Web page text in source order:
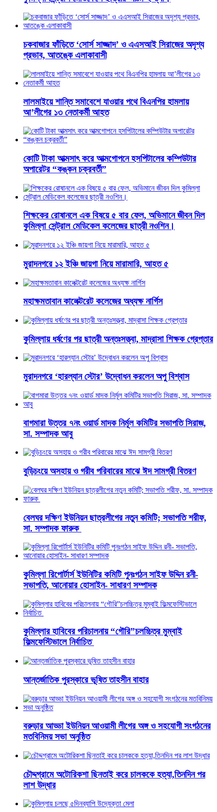
চকবাজার ফাঁড়িতে ‘সোর্স সাজ্জাদ’ ও এএসআই সিরাজের অদৃশ্য
প্রভাব, আতঙ্কে এলাকাবাসী
লালমাইয়ে শান্তি সমাবেশে যাওয়ার পথে বিএনপির হামলায়
আ’লীগের ১৩ নেতাকর্মী আহত
কোটি টাকা আত্মসাৎ করে আত্মগোপনে হসপিটালের কম্পিউটার
অপারেটর “কঙ্কন চক্রবর্তী”
শিক্ষকের রোষানলে এক বিষয়ে ৫ বার ফেল, অভিমানে জীবন দিল
কুমিল্লা সেন্ট্রাল মেডিকেল কলেজের ছাত্রী নওশিন।
মুরাদনগরে ১২ ইঞ্চি জায়গা নিয়ে মারামারি, আহত ৫
মহাক্ষমতাবান কালেক্টরেট কলেজের অধ্যক্ষ নার্গিস
কুমিল্লায় ধর্ষণের পর ছাত্রী অন্তঃসত্ত্বা, মাদ্রাসা শিক্ষক গ্রেপ্তার
মুরাদনগরে ‘হারল্যান স্টোর’ উদ্বোধন করলেন অপু বিশ্বাস
বাগমারা উত্তর ৭নং ওয়ার্ড মাদক নির্মূল কমিটির সভাপতি সিরাজ,
সা. সম্পাদক আবু
বুড়িচংয়ে অসহায় ও গরীব পরিবারের মাঝে ঈদ সামগ্রী বিতরণ
বেলঘর দক্ষিণ ইউনিয়ন ছাত্রলীগের নতুন কমিটি; সভাপতি শরীফ,
সা. সম্পাদক ফারুক
কুমিল্লা রিপোর্টার্স ইউনিটির কমিটি পুনঃগঠন সাইফ উদ্দিন রনী-
সভাপতি, আনোয়ার হোসাইন- সাধারণ সম্পাদক
কুমিল্লার হাবিবের পরিচালনায় “গৌরি”চলচ্চিত্র মুম্বাই
ফিল্মফেস্টিভালে নির্বাচিত
আন্তর্জাতিক পুরস্কারে ভূষিত তাহসীন বাহার
বরুড়ার আড্ডা ইউনিয়ন আওয়ামী লীগের অঙ্গ ও সহযোগী সংগঠনের
মতবিনিময় সভা অনুষ্ঠিত
চৌদ্দগ্রামে অটোরিকশা ছিনতাই করে চালককে হত্যা,তিনদিন পর
লাশ উদ্ধার